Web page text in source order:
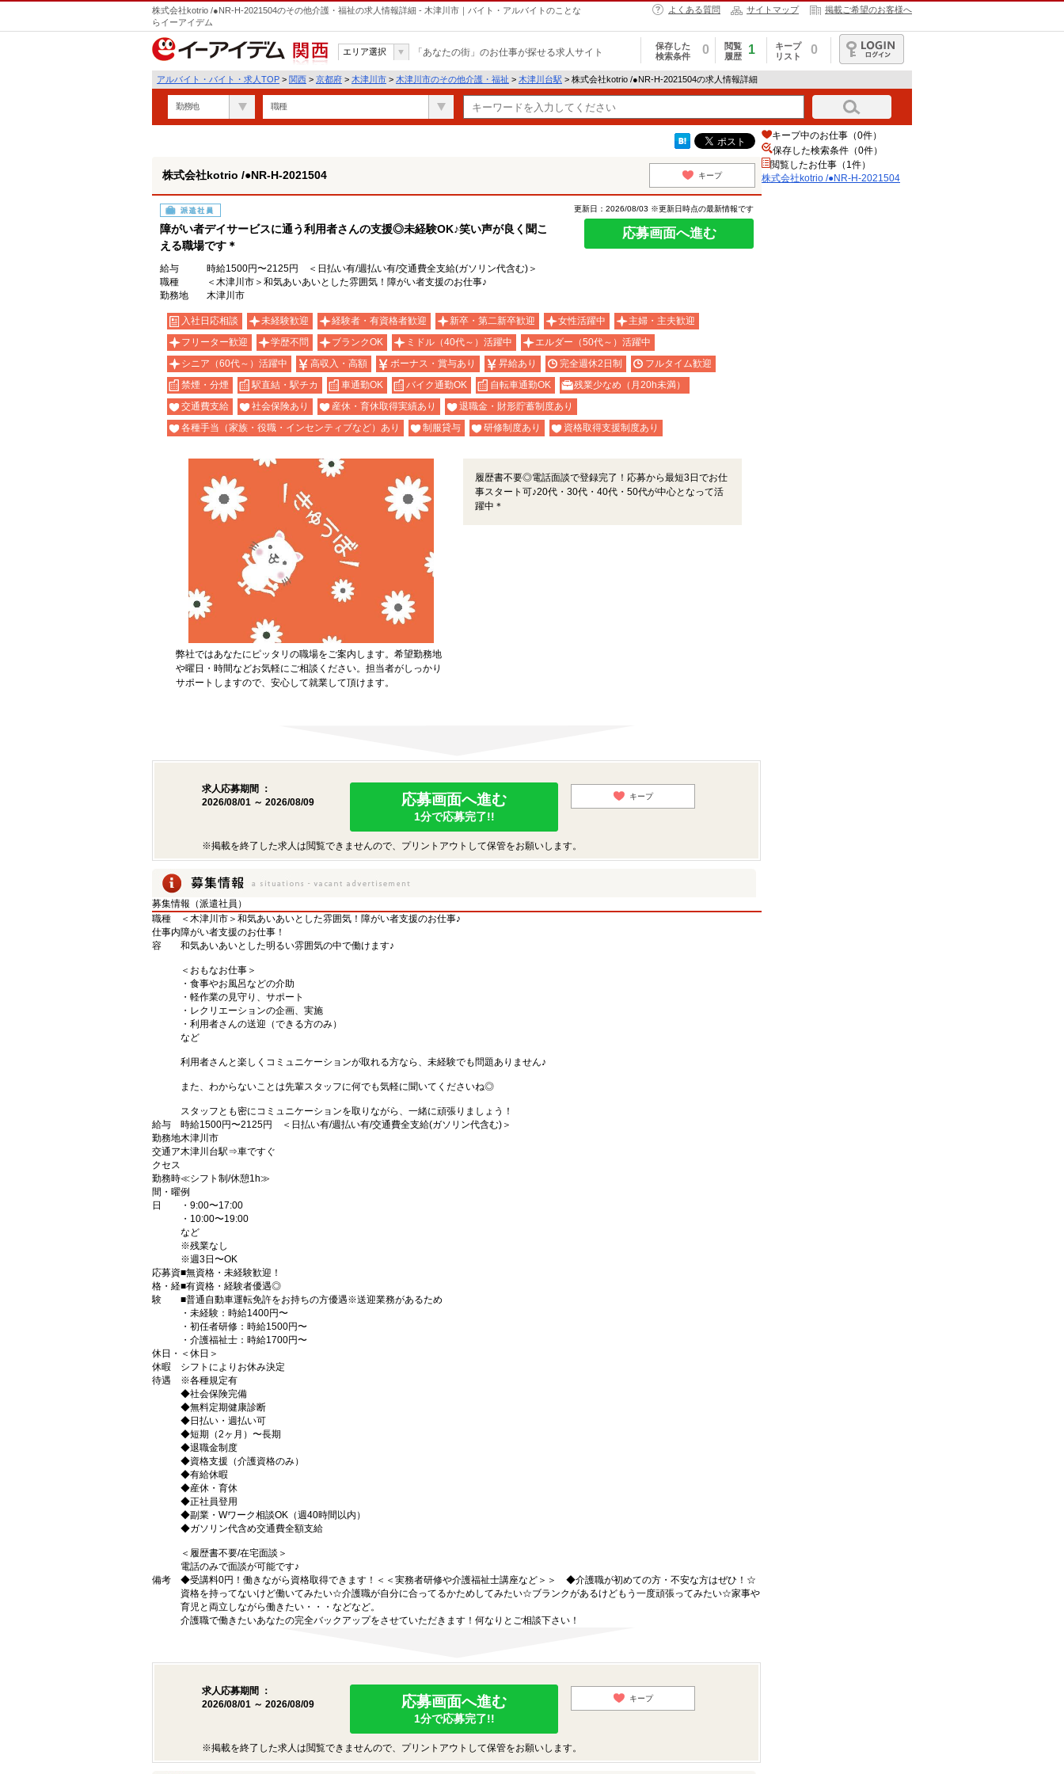
株式会社kotrio /●NR-H-2021504のその他介護・福祉の求人情報詳細 - 木津川市｜バイト・アルバイトのことな
らイーアイデム
よくある質問 サイトマップ 掲載ご希望のお客様へ
関西
エリア選択 「あなたの街」のお仕事が探せる求人サイト
保存した
検索条件
0
閲覧
履歴
1
キープ
リスト
0
ログイン
アルバイト・バイト・求人TOP > 関西 > 京都府 > 木津川市 > 木津川市のその他介護・福祉 > 木津川台駅 > 株式会社kotrio /●NR-H-2021504の求人情報詳細
勤務地 職種
株式会社kotrio /●NR-H-2021504 キープ
派遣社員
障がい者デイサービスに通う利用者さんの支援◎未経験OK♪笑い声が良く聞こ
える職場です＊
更新日：2026/08/03 ※更新日時点の最新情報です
応募画面へ進む
給与
時給1500円〜2125円 ＜日払い有/週払い有/交通費全支給(ガソリン代含む)＞
職種
＜木津川市＞和気あいあいとした雰囲気！障がい者支援のお仕事♪
勤務地
木津川市
入社日応相談 未経験歓迎 経験者・有資格者歓迎 新卒・第二新卒歓迎 女性活躍中
主婦・主夫歓迎
フリーター歓迎
学歴不問 ブランクOK ミドル（40代～）活躍中
エルダー（50代～）活躍中
シニア（60代～）活躍中
高収入・高額 ボーナス・賞与あり 昇給あり 完全週休2日制
フルタイム歓迎
禁煙・分煙
駅直結・駅チカ 車通勤OK バイク通勤OK 自転車通勤OK
残業少なめ（月20h未満）
交通費支給
社会保険あり 産休・育休取得実績あり
退職金・財形貯蓄制度あり
各種手当（家族・役職・インセンティブなど）あり
制服貸与 研修制度あり 資格取得支援制度あり
弊社ではあなたにピッタリの職場をご案内します。希望勤務地
や曜日・時間などお気軽にご相談ください。担当者がしっかり
サポートしますので、安心して就業して頂けます。
履歴書不要◎電話面談で登録完了！応募から最短3日でお仕
事スタート可♪20代・30代・40代・50代が中心となって活
躍中＊
求人応募期間 ：
2026/08/01 ～ 2026/08/09
応募画面へ進む
1分で応募完了!!
キープ
※掲載を終了した求人は閲覧できませんので、プリントアウトして保管をお願いします。
募集情報（派遣社員）
職種
＜木津川市＞和気あいあいとした雰囲気！障がい者支援のお仕事♪
仕事内
容
障がい者支援のお仕事！
和気あいあいとした明るい雰囲気の中で働けます♪
＜おもなお仕事＞
・食事やお風呂などの介助
・軽作業の見守り、サポート
・レクリエーションの企画、実施
・利用者さんの送迎（できる方のみ）
など
利用者さんと楽しくコミュニケーションが取れる方なら、未経験でも問題ありません♪
また、わからないことは先輩スタッフに何でも気軽に聞いてくださいね◎
スタッフとも密にコミュニケーションを取りながら、一緒に頑張りましょう！
給与
時給1500円〜2125円 ＜日払い有/週払い有/交通費全支給(ガソリン代含む)＞
勤務地木津川市
交通ア
クセス
木津川台駅⇒車ですぐ
勤務時
間・曜
日
≪シフト制/休憩1h≫
例
・9:00〜17:00
・10:00〜19:00
など
※残業なし
※週3日〜OK
応募資
格・経
験
■無資格・未経験歓迎！
■有資格・経験者優遇◎
■普通自動車運転免許をお持ちの方優遇※送迎業務があるため
・未経験：時給1400円〜
・初任者研修：時給1500円〜
・介護福祉士：時給1700円〜
休日・
休暇
＜休日＞
シフトによりお休み決定
待遇
※各種規定有
◆社会保険完備
◆無料定期健康診断
◆日払い・週払い可
◆短期（2ヶ月）〜長期
◆退職金制度
◆資格支援（介護資格のみ）
◆有給休暇
◆産休・育休
◆正社員登用
◆副業・Wワーク相談OK（週40時間以内）
◆ガソリン代含め交通費全額支給
＜履歴書不要/在宅面談＞
電話のみで面談が可能です♪
備考
◆受講料0円！働きながら資格取得できます！＜＜実務者研修や介護福祉士講座など＞＞ ◆介護職が初めての方・不安な方はぜひ！☆
資格を持ってないけど働いてみたい☆介護職が自分に合ってるかためしてみたい☆ブランクがあるけどもう一度頑張ってみたい☆家事や
育児と両立しながら働きたい・・・などなど。
介護職で働きたいあなたの完全バックアップをさせていただきます！何なりとご相談下さい！
求人応募期間 ：
2026/08/01 ～ 2026/08/09
応募画面へ進む
1分で応募完了!!
キープ
※掲載を終了した求人は閲覧できませんので、プリントアウトして保管をお願いします。
キープ中のお仕事（0件）
保存した検索条件（0件）
閲覧したお仕事（1件）
株式会社kotrio /●NR-H-2021504